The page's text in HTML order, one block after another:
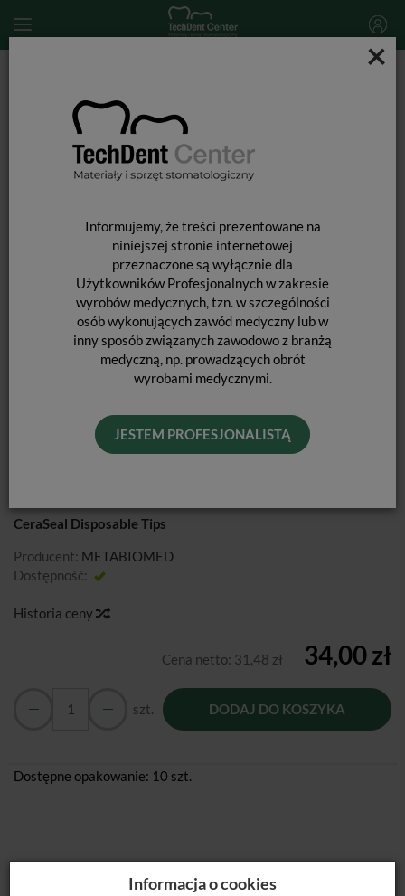
×
Informujemy, że treści prezentowane na
niniejszej stronie internetowej
przeznaczone są wyłącznie dla
Użytkowników Profesjonalnych w zakresie
wyrobów medycznych, tzn. w szczególności
osób wykonujących zawód medyczny lub w
inny sposób związanych zawodowo z branżą
medyczną, np. prowadzących obrót
wyrobami medycznymi.
JESTEM PROFESJONALISTĄ
Końcówki mieszające do CeraSeal / 10 szt.
KOŃCÓWKI MIESZAJĄCE DO
CERASEAL / 10 SZT.
CeraSeal Disposable Tips
Producent: METABIOMED
Dostępność:
Historia ceny
Cena netto: 31,48 zł 34,00 zł
szt. DODAJ DO KOSZYKA
Dostępne opakowanie: 10 szt.
POLECANE PRODUKTY
Informacja o cookies